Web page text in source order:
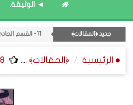
◄ الوثيقة.
جديد ﴿المقالات﴾
۝ قائمة مُحدَّثة : مختارات من المشاركات المُحدَّثة.
11- القسم الحادي عشر : ﴿اللقاءات الشخصية - الثقافة المتسلسلة﴾.
۝ قائمة مُثبتة : مشرف منهل الثقافة التربوية. ● الرئيسية ﴿المقالات﴾ .... 08- القسم الثامن